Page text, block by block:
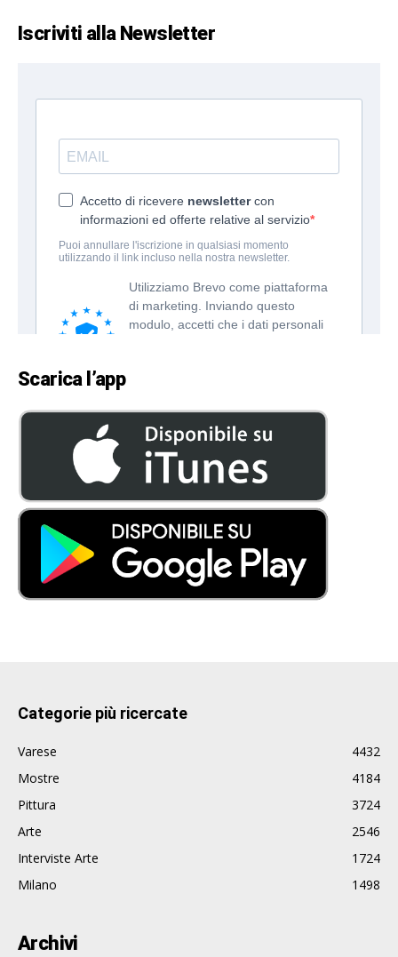
Iscriviti alla Newsletter
Scarica l’app
Categorie più ricercate
Varese
4432
Mostre
4184
Pittura
3724
Arte
2546
Interviste Arte
1724
Milano
1498
Archivi